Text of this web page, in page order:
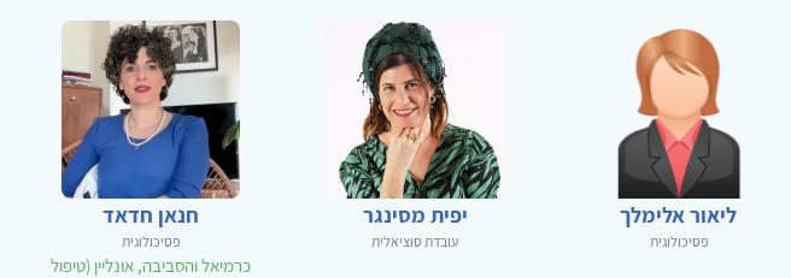
ליאור אלימלך
פסיכולוגית
יפית מסינגר
עובדת סוציאלית
חנאן חדאד
פסיכולוגית
כרמיאל והסביבה, אונליין (טיפול